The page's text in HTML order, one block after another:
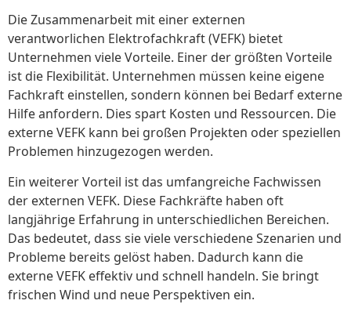
Die Zusammenarbeit mit einer externen
verantworlichen Elektrofachkraft (VEFK) bietet
Unternehmen viele Vorteile. Einer der größten Vorteile
ist die Flexibilität. Unternehmen müssen keine eigene
Fachkraft einstellen, sondern können bei Bedarf externe
Hilfe anfordern. Dies spart Kosten und Ressourcen. Die
externe VEFK kann bei großen Projekten oder speziellen
Problemen hinzugezogen werden.
Ein weiterer Vorteil ist das umfangreiche Fachwissen
der externen VEFK. Diese Fachkräfte haben oft
langjährige Erfahrung in unterschiedlichen Bereichen.
Das bedeutet, dass sie viele verschiedene Szenarien und
Probleme bereits gelöst haben. Dadurch kann die
externe VEFK effektiv und schnell handeln. Sie bringt
frischen Wind und neue Perspektiven ein.